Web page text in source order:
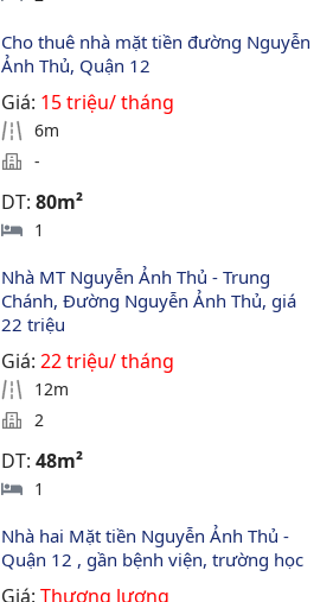
Cho thuê nhà mặt tiền đường Nguyễn
Ảnh Thủ, Quận 12
Giá: 15 triệu/ tháng
6m
-
DT:80m²
1
Nhà MT Nguyễn Ảnh Thủ - Trung
Chánh, Đường Nguyễn Ảnh Thủ, giá
22 triệu
Giá:22 triệu/ tháng
12m
2
DT:48m²
1
Nhà hai Mặt tiền Nguyễn Ảnh Thủ -
Quận 12 , gần bệnh viện, trường học
Giá:Thương lượng